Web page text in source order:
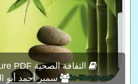
الثقافة الصحية healthy culture PDF
سمير أحمد أبو